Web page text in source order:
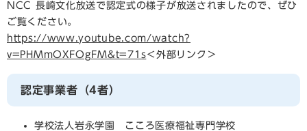
NCC 長崎文化放送で認定式の様子が放送されましたので、ぜひ
ご覧ください。
​https://www.youtube.com/watch?
v=PHMmOXFOgFM&t=71s＜外部リンク＞
認定事業者（4者）
学校法人岩永学園 こころ医療福祉専門学校